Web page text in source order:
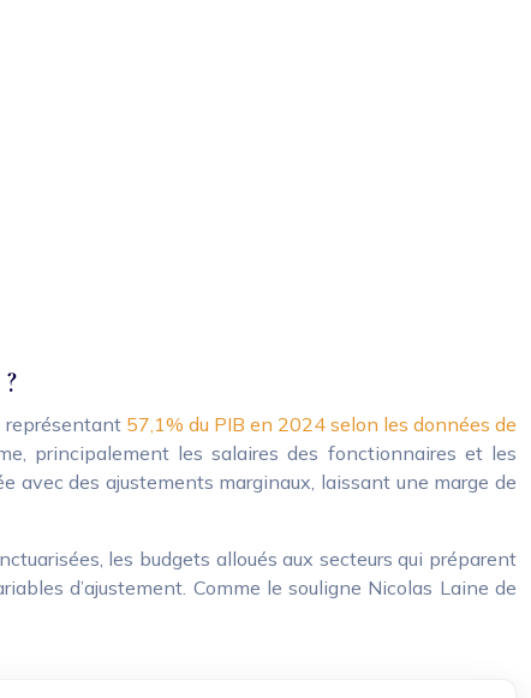
représentant 57,1% du PIB en 2024 selon les données de
principalement les salaires des fonctionnaires et les
avec des ajustements marginaux, laissant une marge de
les budgets alloués aux secteurs qui préparent
d’ajustement. Comme le souligne Nicolas Laine de